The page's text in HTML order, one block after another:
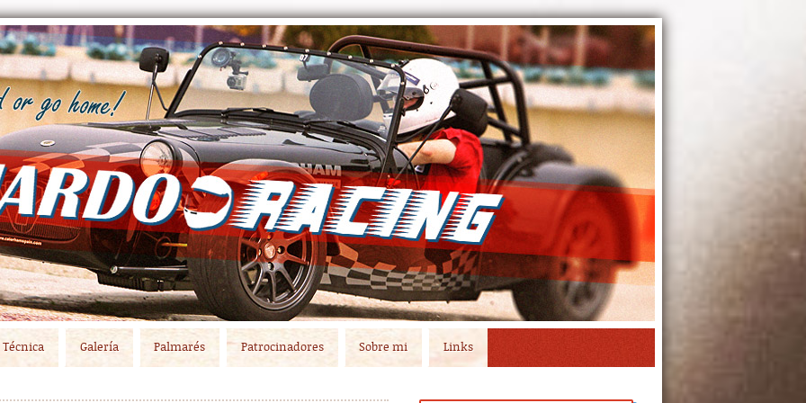
Técnica Galería Palmarés Patrocinadores Sobre mi Links